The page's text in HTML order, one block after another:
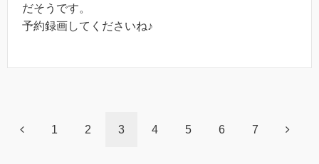
だそうです。
予約録画してくださいね♪
1 2 3 4 5 6 7